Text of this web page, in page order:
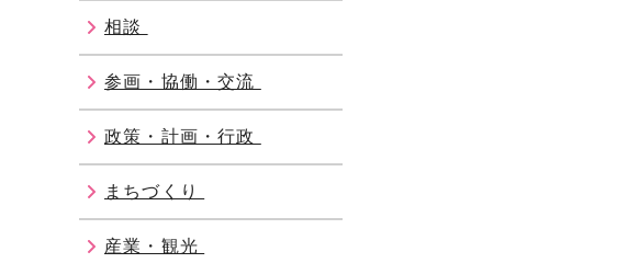
相談
参画・協働・交流
政策・計画・行政
まちづくり
産業・観光